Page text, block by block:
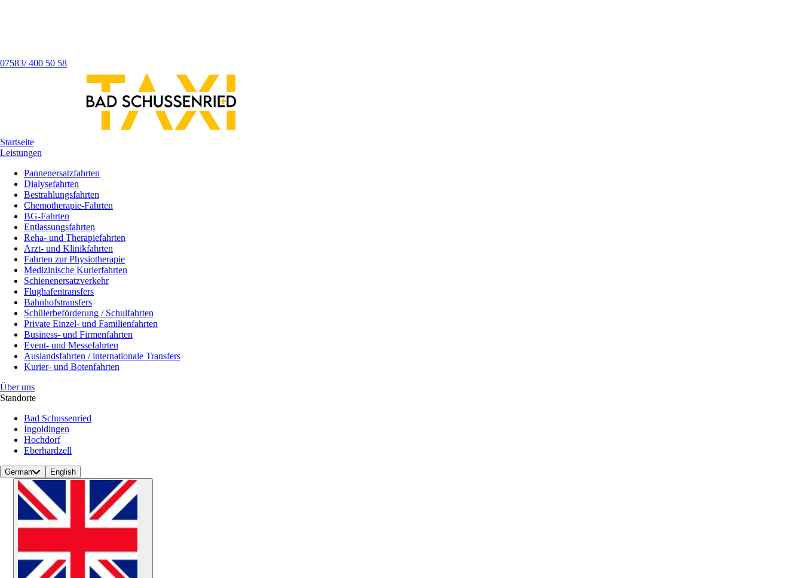
07583/ 400 50 58
Startseite
Leistungen
Pannenersatzfahrten
Dialysefahrten
Bestrahlungsfahrten
Chemotherapie-Fahrten
BG-Fahrten
Entlassungsfahrten
Reha- und Therapiefahrten
Arzt- und Klinikfahrten
Fahrten zur Physiotherapie
Medizinische Kurierfahrten
Schienenersatzverkehr
Flughafentransfers
Bahnhofstransfers
Schülerbeförderung / Schulfahrten
Private Einzel- und Familienfahrten
Business- und Firmenfahrten
Event- und Messefahrten
Auslandsfahrten / internationale Transfers
Kurier- und Botenfahrten
Über uns
Standorte
Bad Schussenried
Ingoldingen
Hochdorf
Eberhardzell
German English